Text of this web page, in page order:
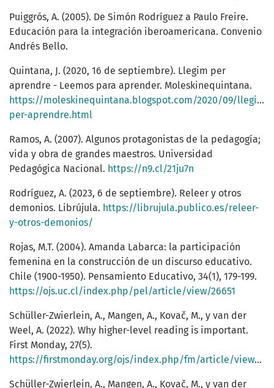
Puiggrós, A. (2005). De Simón Rodríguez a Paulo Freire.
Educación para la integración iberoamericana. Convenio
Andrés Bello.
Quintana, J. (2020, 16 de septiembre). Llegim per
aprendre - Leemos para aprender. Moleskinequintana.
https://moleskinequintana.blogspot.com/2020/09/llegim-
per-aprendre.html
Ramos, A. (2007). Algunos protagonistas de la pedagogía;
vida y obra de grandes maestros. Universidad
Pedagógica Nacional. https://n9.cl/21ju7n
Rodríguez, A. (2023, 6 de septiembre). Releer y otros
demonios. Librújula. https://librujula.publico.es/releer-
y-otros-demonios/
Rojas, M.T. (2004). Amanda Labarca: la participación
femenina en la construcción de un discurso educativo.
Chile (1900-1950). Pensamiento Educativo, 34(1), 179-199.
https://ojs.uc.cl/index.php/pel/article/view/26651
Schüller-Zwierlein, A., Mangen, A., Kovač, M., y van der
Weel, A. (2022). Why higher-level reading is important.
First Monday, 27(5).
https://firstmonday.org/ojs/index.php/fm/article/view/12770
Schüller-Zwierlein, A., Mangen, A., Kovač, M., y van der